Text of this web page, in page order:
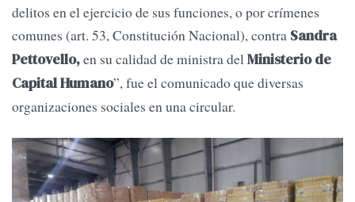
delitos en el ejercicio de sus funciones, o por crímenes
comunes (art. 53, Constitución Nacional), contra Sandra
Pettovello,en su calidad de ministra delMinisterio de
Capital Humano”, fue el comunicado que diversas
organizaciones sociales en una circular.